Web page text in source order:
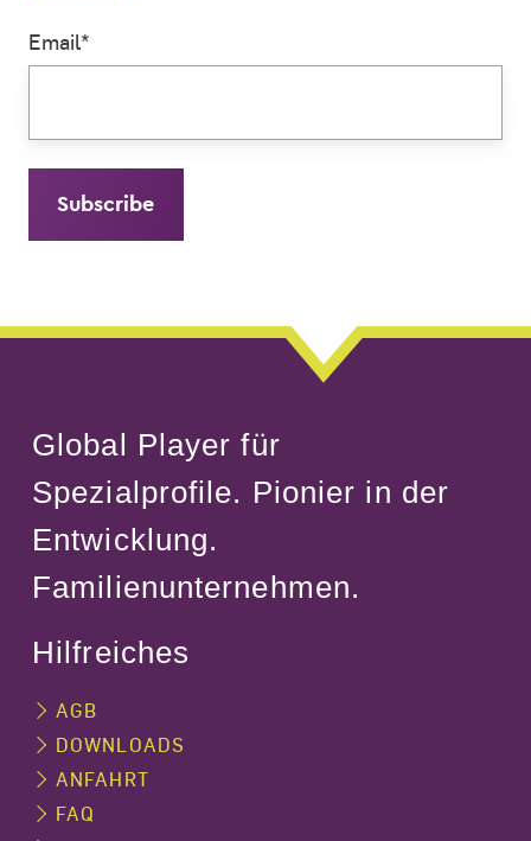
Email*
Global Player für
Spezialprofile. Pionier in der
Entwicklung.
Familienunternehmen.
Hilfreiches
AGB
DOWNLOADS
ANFAHRT
FAQ